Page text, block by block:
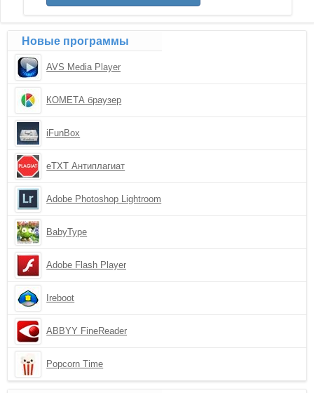
Новые программы
AVS Media Player
КОМЕТА браузер
iFunBox
eTXT Антиплагиат
Adobe Photoshop Lightroom
BabyType
Adobe Flash Player
Ireboot
ABBYY FineReader
Popcorn Time